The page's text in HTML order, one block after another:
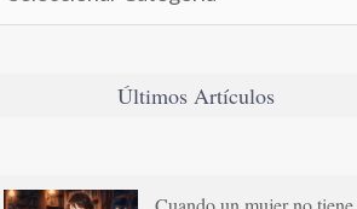
Últimos Artículos